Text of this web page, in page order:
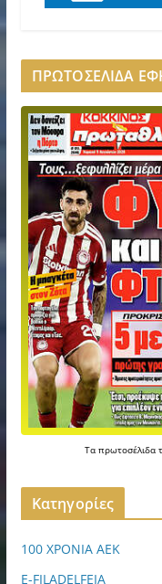
ΠΡΩΤΟΣΕΛΙΔΑ
Ταπρωτοσέλιδα
Kατηγορίες
100 ΧΡΟΝΙΑ ΑΕΚ
E-FILADELFEIA